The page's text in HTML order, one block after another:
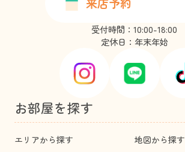
受付時間：10:00-18:00
定休日：年末年始
お部屋を探す
エリアから探す
地図から探す